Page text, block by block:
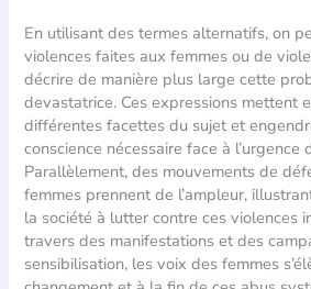
En utilisant des termes alternatifs, on
violences faites aux femmes ou de
décrire de manière plus large cette
devastatrice. Ces expressions mettent
différentes facettes du sujet et
conscience nécessaire face à l’urgence
Parallèlement, des mouvements de
femmes prennent de l’ampleur,
la société à lutter contre ces violences
travers des manifestations et des
sensibilisation, les voix des femmes